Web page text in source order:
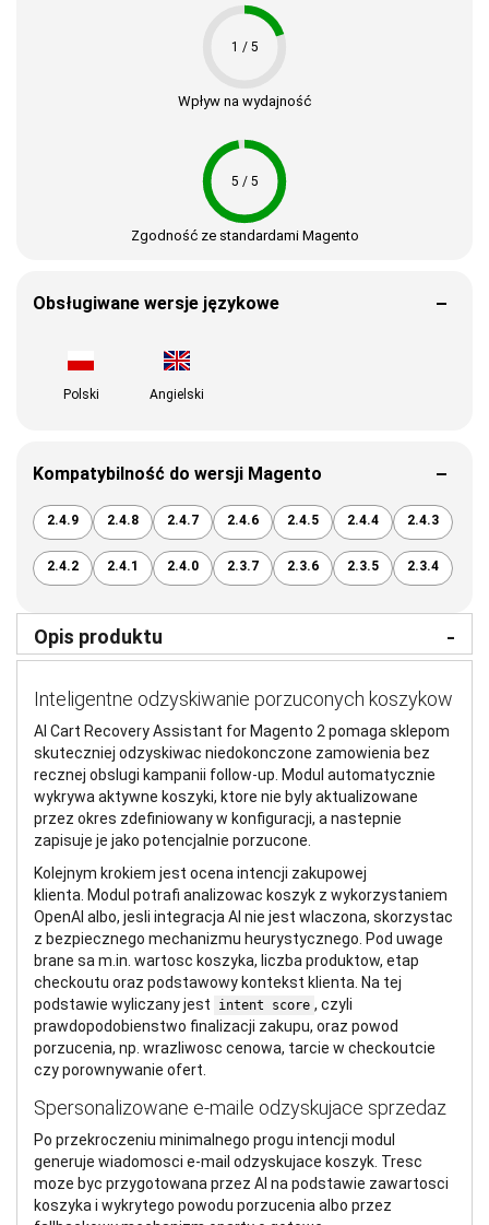
1 / 5
Wpływ na wydajność
5 / 5
Zgodność ze standardami Magento
Obsługiwane wersje językowe
Polski Angielski
Kompatybilność do wersji Magento
2.4.9 2.4.8 2.4.7 2.4.6 2.4.5 2.4.4 2.4.3
2.4.2 2.4.1 2.4.0 2.3.7 2.3.6 2.3.5 2.3.4
Opis produktu
Inteligentne odzyskiwanie porzuconych koszykow
AI Cart Recovery Assistant for Magento 2 pomaga sklepom
skuteczniej odzyskiwac niedokonczone zamowienia bez
recznej obslugi kampanii follow-up. Modul automatycznie
wykrywa aktywne koszyki, ktore nie byly aktualizowane
przez okres zdefiniowany w konfiguracji, a nastepnie
zapisuje je jako potencjalnie porzucone.
Kolejnym krokiem jest ocena intencji zakupowej
klienta. Modul potrafi analizowac koszyk z wykorzystaniem
OpenAI albo, jesli integracja AI nie jest wlaczona, skorzystac
z bezpiecznego mechanizmu heurystycznego. Pod uwage
brane sa m.in. wartosc koszyka, liczba produktow, etap
checkoutu oraz podstawowy kontekst klienta. Na tej
podstawie wyliczany jest
intent score , czyli
prawdopodobienstwo finalizacji zakupu, oraz powod
porzucenia, np. wrazliwosc cenowa, tarcie w checkoutcie
czy porownywanie ofert.
Spersonalizowane e-maile odzyskujace sprzedaz
Po przekroczeniu minimalnego progu intencji modul
generuje wiadomosci e-mail odzyskujace koszyk. Tresc
moze byc przygotowana przez AI na podstawie zawartosci
koszyka i wykrytego powodu porzucenia albo przez